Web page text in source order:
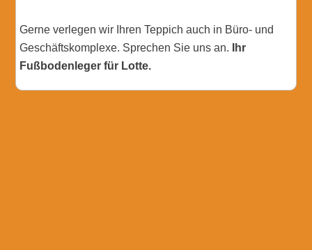
Gerne verlegen wir Ihren Teppich auch in Büro- und
Geschäftskomplexe. Sprechen Sie uns an.
Ihr
Fußbodenleger für Lotte.